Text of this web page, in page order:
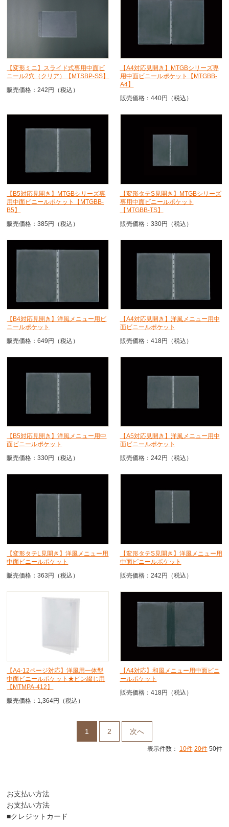
【変形ミニ】スライド式専用中面ビ
ニール2穴（クリア）【MTSBP-SS】
販売価格：242円（税込）
【A4対応見開き】MTGBシリーズ専
用中面ビニールポケット【MTGBB-
A4】
販売価格：440円（税込）
【B5対応見開き】MTGBシリーズ専
用中面ビニールポケット【MTGBB-
B5】
販売価格：385円（税込）
【変形タテS見開き】MTGBシリーズ
専用中面ビニールポケット
【MTGBB-TS】
販売価格：330円（税込）
【B4対応見開き】洋風メニュー用ビ
ニールポケット
販売価格：649円（税込）
【A4対応見開き】洋風メニュー用中
面ビニールポケット
販売価格：418円（税込）
【B5対応見開き】洋風メニュー用中
面ビニールポケット
販売価格：330円（税込）
【A5対応見開き】洋風メニュー用中
面ビニールポケット
販売価格：242円（税込）
【変形タテL見開き】洋風メニュー用
中面ビニールポケット
販売価格：363円（税込）
【変形タテS見開き】洋風メニュー用
中面ビニールポケット
販売価格：242円（税込）
【A4-12ページ対応】洋風用一体型
中面ビニールポケット★ピン綴じ用
【MTMPA-412】
販売価格：1,364円（税込）
【A4対応】和風メニュー用中面ビニ
ールポケット
販売価格：418円（税込）
1 2 次へ
表示件数： 10件 20件50件
お支払い方法
お支払い方法
■クレジットカード